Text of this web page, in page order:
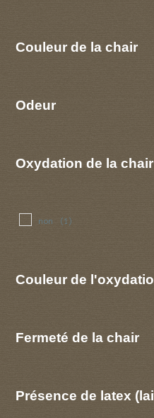
Couleur de la chair
Odeur
Oxydation de la chair
non (1)
Couleur de
Fermeté de la chair
Présence de latex